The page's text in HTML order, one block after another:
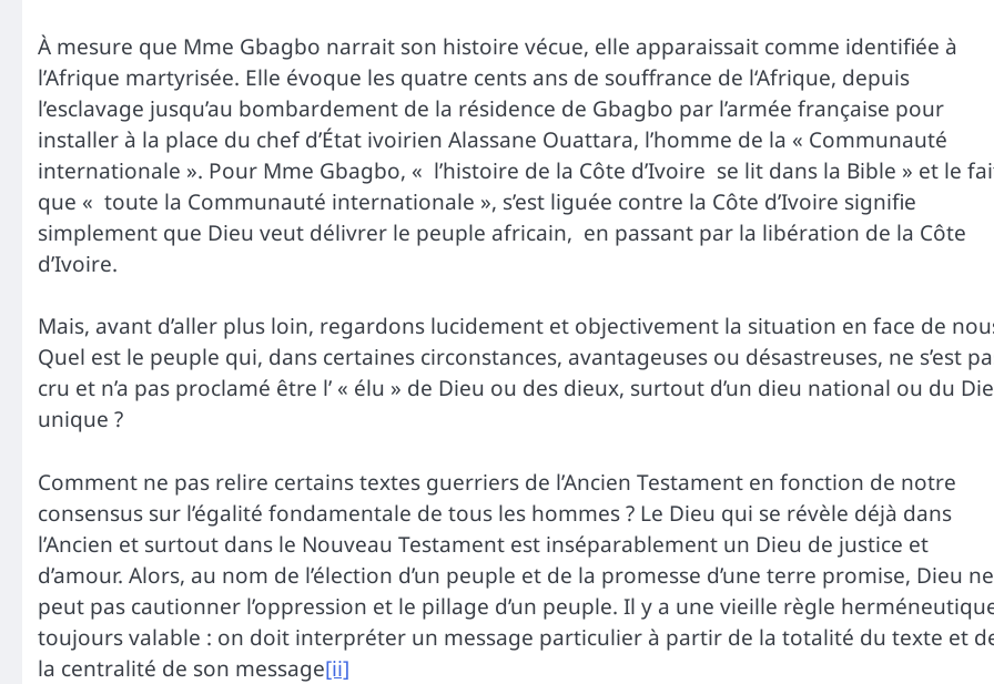
À mesure que Mme Gbagbo narrait son histoire vécue, elle apparaissait comme identifiée à
l’Afrique martyrisée. Elle évoque les quatre cents ans de souffrance de l‘Afrique, depuis
l’esclavage jusqu’au bombardement de la résidence de Gbagbo par l’armée française pour
installer à la place du chef d’État ivoirien Alassane Ouattara, l’homme de la « Communauté
internationale ». Pour Mme Gbagbo, « l’histoire de la Côte d’Ivoire se lit dans la Bible » et le
que « toute la Communauté internationale », s’est liguée contre la Côte d’Ivoire signifie
simplement que Dieu veut délivrer le peuple africain, en passant par la libération de la Côte
d’Ivoire.
Mais, avant d’aller plus loin, regardons lucidement et objectivement la situation en face de
Quel est le peuple qui, dans certaines circonstances, avantageuses ou désastreuses, ne s’est
cru et n’a pas proclamé être l’ « élu » de Dieu ou des dieux, surtout d’un dieu national ou du
unique ?
Comment ne pas relire certains textes guerriers de l’Ancien Testament en fonction de notre
consensus sur l’égalité fondamentale de tous les hommes ? Le Dieu qui se révèle déjà dans
l’Ancien et surtout dans le Nouveau Testament est inséparablement un Dieu de justice et
d’amour. Alors, au nom de l’élection d’un peuple et de la promesse d’une terre promise, Dieu ne
peut pas cautionner l’oppression et le pillage d’un peuple. Il y a une vieille règle
toujours valable : on doit interpréter un message particulier à partir de la totalité du texte et
la centralité de son message[ii]